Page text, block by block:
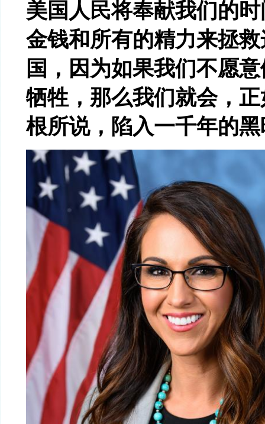
美国人民将奉献我们的
金钱和所有的精力来拯
国，因为如果我们不愿
牺牲，那么我们就会，正
根所说，陷入一千年的